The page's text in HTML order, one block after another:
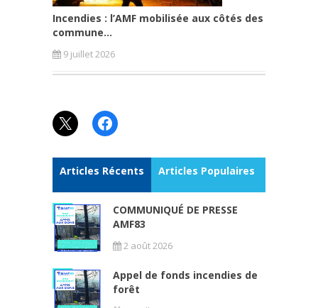
Incendies : l’AMF mobilisée aux côtés des
commune...
9 juillet 2026
X Facebook
Articles Récents Articles Populaires
COMMUNIQUÉ DE PRESSE
AMF83
2 août 2026
Appel de fonds incendies de
forêt